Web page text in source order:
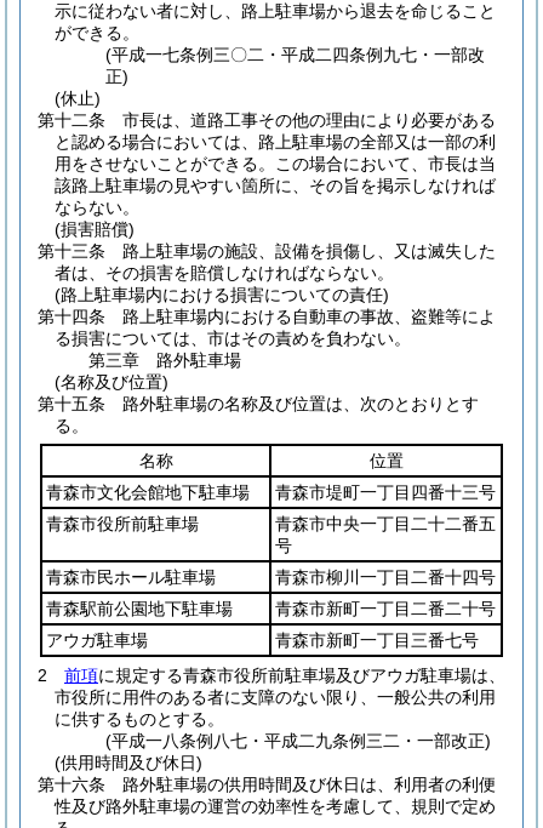
示に従わない者に対し、路上駐車場から退去を命じること
ができる。
(平成一七条例三〇二・平成二四条例九七・一部改
正)
(休止)
第十二条
市長は、道路工事その他の理由により必要がある
と認める場合においては、路上駐車場の全部又は一部の利
用をさせないことができる。
この場合において、市長は当
該路上駐車場の見やすい箇所に、その旨を掲示しなければ
ならない。
(損害賠償)
第十三条
路上駐車場の施設、設備を損傷し、又は滅失した
者は、その損害を賠償しなければならない。
(路上駐車場内における損害についての責任)
第十四条
路上駐車場内における自動車の事故、盗難等によ
る損害については、市はその責めを負わない。
第三章
路外駐車場
(名称及び位置)
第十五条
路外駐車場の名称及び位置は、次のとおりとす
る。
名称
位置
青森市文化会館地下駐車場
青森市堤町一丁目四番十三号
青森市役所前駐車場
青森市中央一丁目二十二番五
号
青森市民ホール駐車場
青森市柳川一丁目二番十四号
青森駅前公園地下駐車場
青森市新町一丁目二番二十号
アウガ駐車場
青森市新町一丁目三番七号
2
前項に規定する青森市役所前駐車場及びアウガ駐車場は、
市役所に用件のある者に支障のない限り、一般公共の利用
に供するものとする。
(平成一八条例八七・平成二九条例三二・一部改正)
(供用時間及び休日)
第十六条
路外駐車場の供用時間及び休日は、利用者の利便
性及び路外駐車場の運営の効率性を考慮して、規則で定め